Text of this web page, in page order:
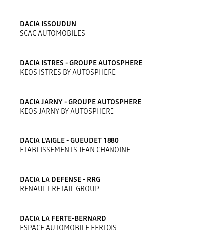
DACIA ISSOUDUN
SCAC AUTOMOBILES
DACIA ISTRES - GROUPE AUTOSPHERE
KEOS ISTRES BY AUTOSPHERE
DACIA JARNY - GROUPE AUTOSPHERE
KEOS JARNY BY AUTOSPHERE
DACIA L'AIGLE - GUEUDET 1880
ETABLISSEMENTS JEAN CHANOINE
DACIA LA DEFENSE - RRG
RENAULT RETAIL GROUP
DACIA LA FERTE-BERNARD
ESPACE AUTOMOBILE FERTOIS